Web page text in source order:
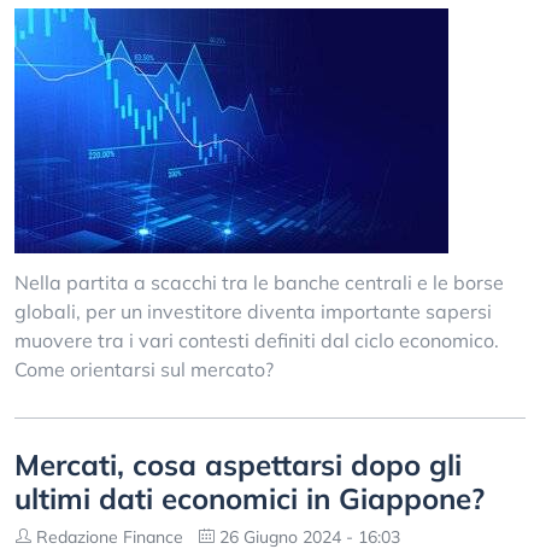
Nella partita a scacchi tra le banche centrali e le borse
globali, per un investitore diventa importante sapersi
muovere tra i vari contesti definiti dal ciclo economico.
Come orientarsi sul mercato?
Mercati, cosa aspettarsi dopo gli
ultimi dati economici in Giappone?
Redazione Finance 26 Giugno 2024 - 16:03